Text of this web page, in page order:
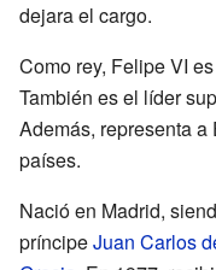
dejara el cargo.
Como rey, Felipe VI
También es el líder
Además, representa
países.
Nació en Madrid,
príncipeJuan Carlos